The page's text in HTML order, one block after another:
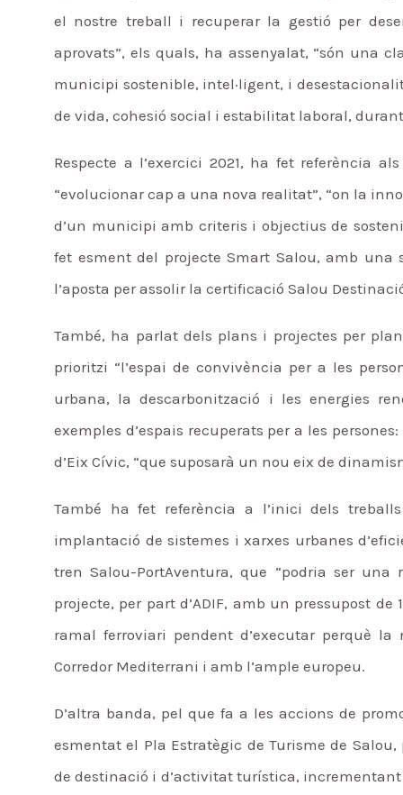
el nostre treball i recuperar la gestió per
aprovats”, els quals, ha assenyalat, “són una
municipi sostenible, intel·ligent, i
de vida, cohesió social i estabilitat laboral, durant
Respecte a l’exercici 2021, ha fet referència
“evolucionar cap a una nova realitat”, “on la
d’un municipi amb criteris i objectius de
fet esment del projecte Smart Salou, amb
l’aposta per assolir la certificació Salou
També, ha parlat dels plans i projectes per
prioritzi “l’espai de convivència per a les
urbana, la descarbonització i les energies
exemples d’espais recuperats per a les
d’Eix Cívic, “que suposarà un nou eix de
També ha fet referència a l’inici dels
implantació de sistemes i xarxes urbanes
tren Salou-PortAventura, que “podria ser
projecte, per part d’ADIF, amb un pressupost
ramal ferroviari pendent d’executar perquè
Corredor Mediterrani i amb l’ample europeu.
D’altra banda, pel que fa a les accions de
esmentat el Pla Estratègic de Turisme de
de destinació i d’activitat turística,